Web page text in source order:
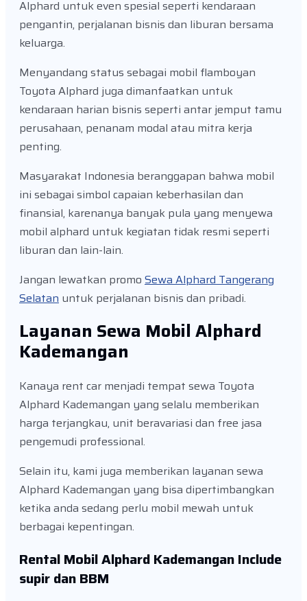
Alphard untuk even spesial seperti kendaraan
pengantin, perjalanan bisnis dan liburan bersama
keluarga.
Menyandang status sebagai mobil flamboyan
Toyota Alphard juga dimanfaatkan untuk
kendaraan harian bisnis seperti antar jemput tamu
perusahaan, penanam modal atau mitra kerja
penting.
Masyarakat Indonesia beranggapan bahwa mobil
ini sebagai simbol capaian keberhasilan dan
finansial, karenanya banyak pula yang menyewa
mobil alphard untuk kegiatan tidak resmi seperti
liburan dan lain-lain.
Jangan lewatkan promo Sewa Alphard Tangerang
Selatan untuk perjalanan bisnis dan pribadi.
Layanan Sewa Mobil Alphard
Kademangan
Kanaya rent car menjadi tempat sewa Toyota
Alphard Kademangan yang selalu memberikan
harga terjangkau, unit beravariasi dan free jasa
pengemudi professional.
Selain itu, kami juga memberikan layanan sewa
Alphard Kademangan yang bisa dipertimbangkan
ketika anda sedang perlu mobil mewah untuk
berbagai kepentingan.
Rental Mobil Alphard Kademangan Include
supir dan BBM